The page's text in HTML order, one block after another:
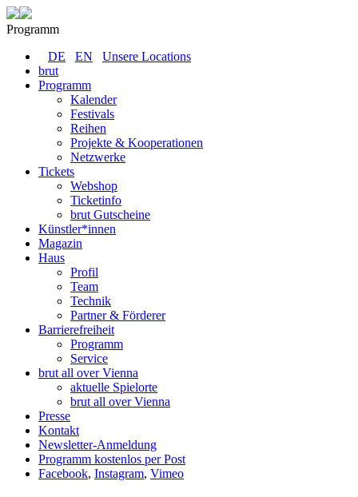
Programm
DE
EN
Unsere Locations
brut
Programm
Kalender
Festivals
Reihen
Projekte & Kooperationen
Netzwerke
Tickets
Webshop
Ticketinfo
brut Gutscheine
Künstler*innen
Magazin
Haus
Profil
Team
Technik
Partner & Förderer
Barrierefreiheit
Programm
Service
brut all over Vienna
aktuelle Spielorte
brut all over Vienna
Presse
Kontakt
Newsletter-Anmeldung
Programm kostenlos per Post
Facebook, Instagram, Vimeo